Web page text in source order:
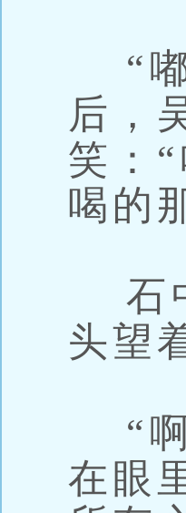
“嘟
后，
笑：
喝的
石
头望
“啊
在眼